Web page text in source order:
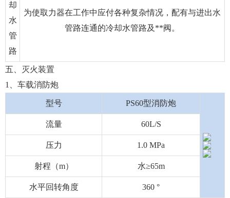
却
水
管
路
为使取力器在工作中应付各种复杂情况，配有与进出水
管路连通的冷却水管路及**阀。
五、灭火装置
1、车载消防炮
型号 PS60型消防炮
流量 60L/S
压力 1.0 MPa
射程（m） 水≥65m
水平回转角度 360 °